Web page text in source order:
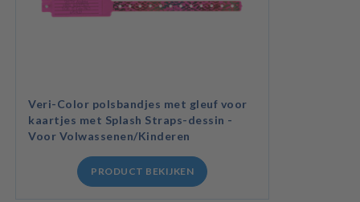
Veri-Color polsbandjes met gleuf voor
kaartjes met Splash Straps-dessin -
Voor Volwassenen/Kinderen
PRODUCT BEKIJKEN